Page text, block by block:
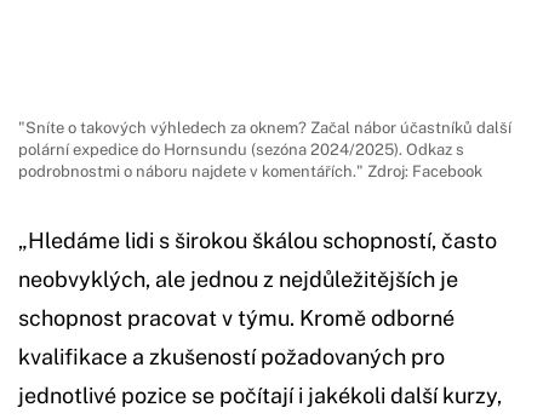
"Sníte o takových výhledech za oknem? Začal nábor účastníků další
polární expedice do Hornsundu (sezóna 2024/2025). Odkaz s
podrobnostmi o náboru najdete v komentářích." Zdroj: Facebook
„Hledáme lidi s širokou škálou schopností, často
neobvyklých, ale jednou z nejdůležitějších je
schopnost pracovat v týmu. Kromě odborné
kvalifikace a zkušeností požadovaných pro
jednotlivé pozice se počítají i jakékoli další kurzy,